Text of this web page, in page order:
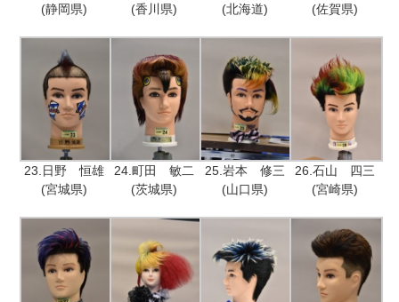
(静岡県)
(香川県)
(北海道)
(佐賀県)
23.日野 恒雄
(宮城県)
24.町田 敏二
(茨城県)
25.岩本 修三
(山口県)
26.石山 四三
(宮崎県)